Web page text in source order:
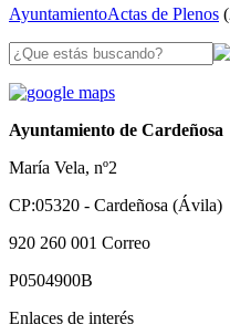
AyuntamientoActas de Plenos (
Ayuntamiento de Cardeñosa
María Vela, nº2
CP:05320 - Cardeñosa (Ávila)
920 260 001 Correo
P0504900B
Enlaces de interés